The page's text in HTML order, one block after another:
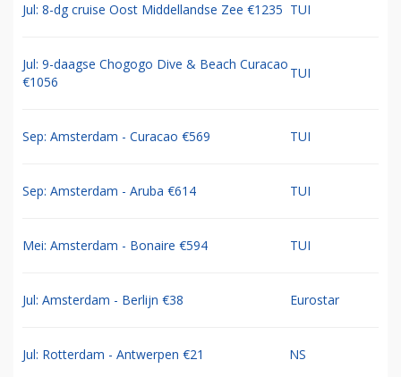
Jul: 8-dg cruise Oost Middellandse Zee €1235 TUI
Jul: 9-daagse Chogogo Dive & Beach Curacao
€1056
TUI
Sep: Amsterdam - Curacao €569 TUI
Sep: Amsterdam - Aruba €614 TUI
Mei: Amsterdam - Bonaire €594 TUI
Jul: Amsterdam - Berlijn €38 Eurostar
Jul: Rotterdam - Antwerpen €21 NS